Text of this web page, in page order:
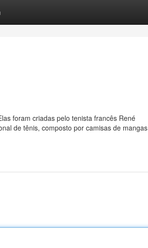
foram criadas pelo tenista francês René
de tênis, composto por camisas de mangas